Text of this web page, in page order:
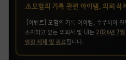
⚠️모험의 기록 관련 아이템, 의뢰 삭
[이벤트] 모험의 기록 아이템, 수주하여
소지하고 있는 의뢰서 및 UI는 2026년 7월
일괄 삭제 및 종료됩니다.